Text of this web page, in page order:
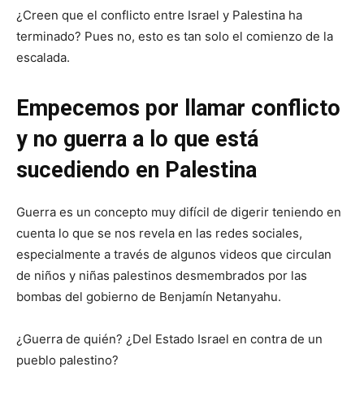
¿Creen que el conflicto entre Israel y Palestina ha
terminado? Pues no, esto es tan solo el comienzo de la
escalada.
Empecemos por llamar conflicto
y no guerra a lo que está
sucediendo en Palestina
Guerra es un concepto muy difícil de digerir teniendo en
cuenta lo que se nos revela en las redes sociales,
especialmente a través de algunos videos que circulan
de niños y niñas palestinos desmembrados por las
bombas del gobierno de Benjamín Netanyahu.
¿Guerra de quién? ¿Del Estado Israel en contra de un
pueblo palestino?